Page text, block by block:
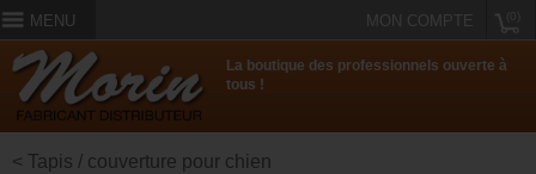
MENU MON COMPTE
La boutique des professionnels ouverte à
tous !
< Tapis / couverture pour chien